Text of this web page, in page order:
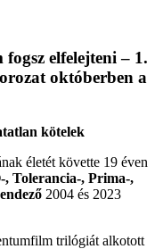
elfelejteni – 1.
októberben a
kötelek
életét követte 19 éven
, Tolerancia-, Prima-,
2004 és 2023
trilógiát alkotott